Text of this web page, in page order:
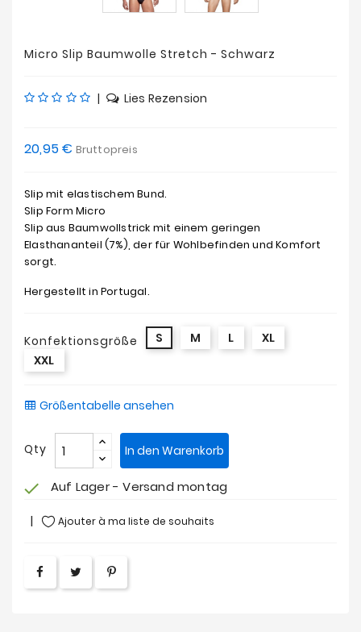
Micro Slip Baumwolle Stretch - Schwarz
| Lies Rezension
20,95 € Bruttopreis
Slip mit elastischem Bund.
Slip Form Micro
Slip aus Baumwollstrick mit einem geringen
Elasthananteil (7%), der für Wohlbefinden und Komfort
sorgt.
Hergestellt in Portugal.
Konfektionsgröße S M L
XL
XXL
Größentabelle ansehen
Qty In den Warenkorb
check Auf Lager - Versand montag
Ajouter à ma liste de souhaits